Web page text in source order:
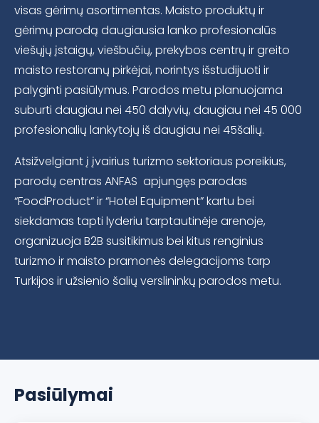
visas gėrimų asortimentas. Maisto produktų ir
gėrimų parodą daugiausia lanko profesionalūs
viešųjų įstaigų, viešbučių, prekybos centrų ir greito
maisto restoranų pirkėjai, norintys išstudijuoti ir
palyginti pasiūlymus. Parodos metu planuojama
suburti daugiau nei 450 dalyvių, daugiau nei 45 000
profesionalių lankytojų iš daugiau nei 45šalių.
Atsižvelgiant į įvairius turizmo sektoriaus poreikius,
parodų centras ANFAS apjungęs parodas
“FoodProduct” ir “Hotel Equipment” kartu bei
siekdamas tapti lyderiu tarptautinėje arenoje,
organizuoja B2B susitikimus bei kitus renginius
turizmo ir maisto pramonės delegacijoms tarp
Turkijos ir užsienio šalių verslininkų parodos metu.
Pasiūlymai